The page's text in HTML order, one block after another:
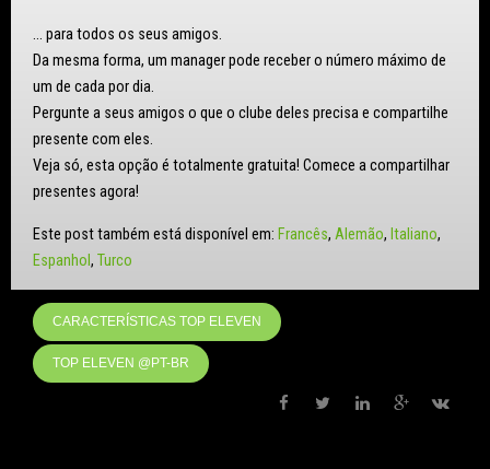
… para todos os seus amigos.
Da mesma forma, um manager pode receber o número máximo de
um de cada por dia.
Pergunte a seus amigos o que o clube deles precisa e compartilhe
presente com eles.
Veja só, esta opção é totalmente gratuita! Comece a compartilhar
presentes agora!
Este post também está disponível em: Francês Alemão Italiano
Espanhol Turco
CARACTERÍSTICAS TOP ELEVEN
TOP ELEVEN @PT-BR